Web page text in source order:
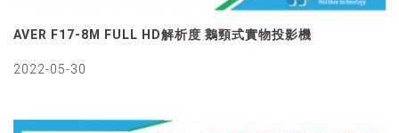
AVER F17-8M FULL HD解析度 鵝頸式實物投影機
2022-05-30